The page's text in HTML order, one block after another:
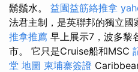
鬍鬚水。 益園益筋絡推拿
法君主制，是英聯邦的獨立國
推拿推薦 早上展示7，波多黎
市。 它只是Cruise船和MSC
堂 地圖 柬埔寨簽證